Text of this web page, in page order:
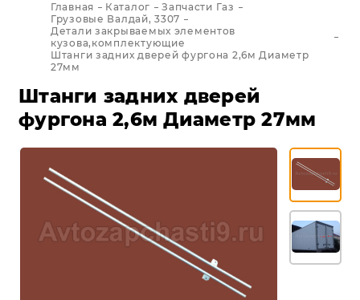
Главная Каталог
Запчасти Газ
Грузовые Валдай, 3307
Детали закрываемых элементов
кузова,комплектующие
Штанги задних дверей фургона 2,6м Диаметр
27мм
Штанги задних дверей
фургона 2,6м Диаметр 27мм